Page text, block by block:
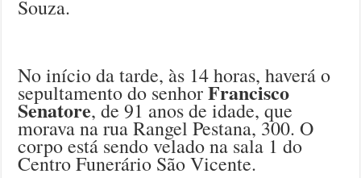
Souza.
No início da tarde, às 14 horas, haverá o
sepultamento do senhorFrancisco
Senatore, de 91 anos de idade, que
morava na rua Rangel Pestana, 300. O
corpo está sendo velado na sala 1 do
Centro Funerário São Vicente.